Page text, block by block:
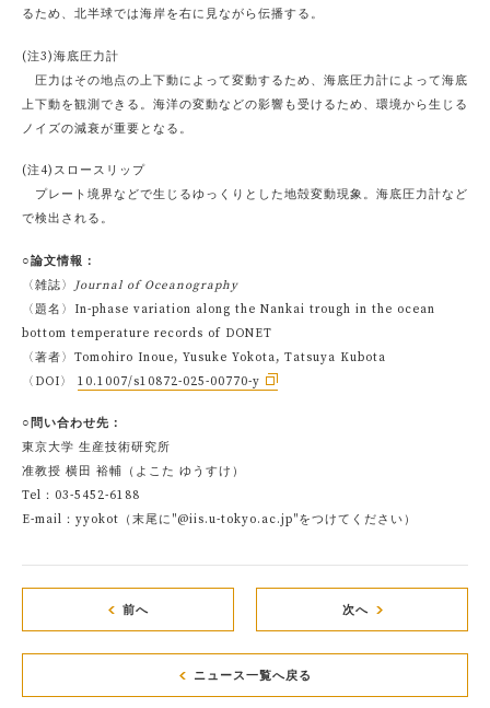
るため、北半球では海岸を右に見ながら伝播する。
(注3)海底圧力計
圧力はその地点の上下動によって変動するため、海底圧力計によって海底
上下動を観測できる。海洋の変動などの影響も受けるため、環境から生じる
ノイズの減衰が重要となる。
(注4)スロースリップ
プレート境界などで生じるゆっくりとした地殻変動現象。海底圧力計など
で検出される。
○論文情報：
〈雑誌〉Journal of Oceanography
〈題名〉In-phase variation along the Nankai trough in the ocean
bottom temperature records of DONET
〈著者〉Tomohiro Inoue, Yusuke Yokota, Tatsuya Kubota
〈DOI〉 10.1007/s10872-025-00770-y
○問い合わせ先：
東京大学 生産技術研究所
准教授 横田 裕輔（よこた ゆうすけ）
Tel：03-5452-6188
E-mail：yyokot（末尾に"@iis.u-tokyo.ac.jp"をつけてください）
前へ 次へ
ニュース一覧へ戻る